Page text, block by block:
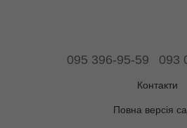
095 396-95-59 093
Контакти
Повна версія